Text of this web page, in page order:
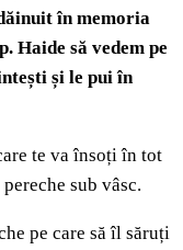
în memoria
Haide să vedem pe
și le pui în
te va însoți în tot
sub vâsc.
pe care să îl săruți